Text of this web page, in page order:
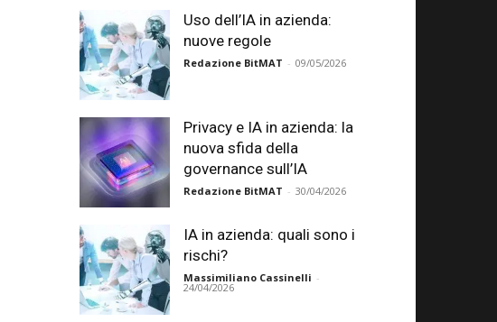
Uso dell’IA in azienda:
nuove regole
Redazione BitMAT - 09/05/2026
Privacy e IA in azienda: la
nuova sfida della
governance sull’IA
Redazione BitMAT - 30/04/2026
IA in azienda: quali sono i
rischi?
Massimiliano Cassinelli -
24/04/2026